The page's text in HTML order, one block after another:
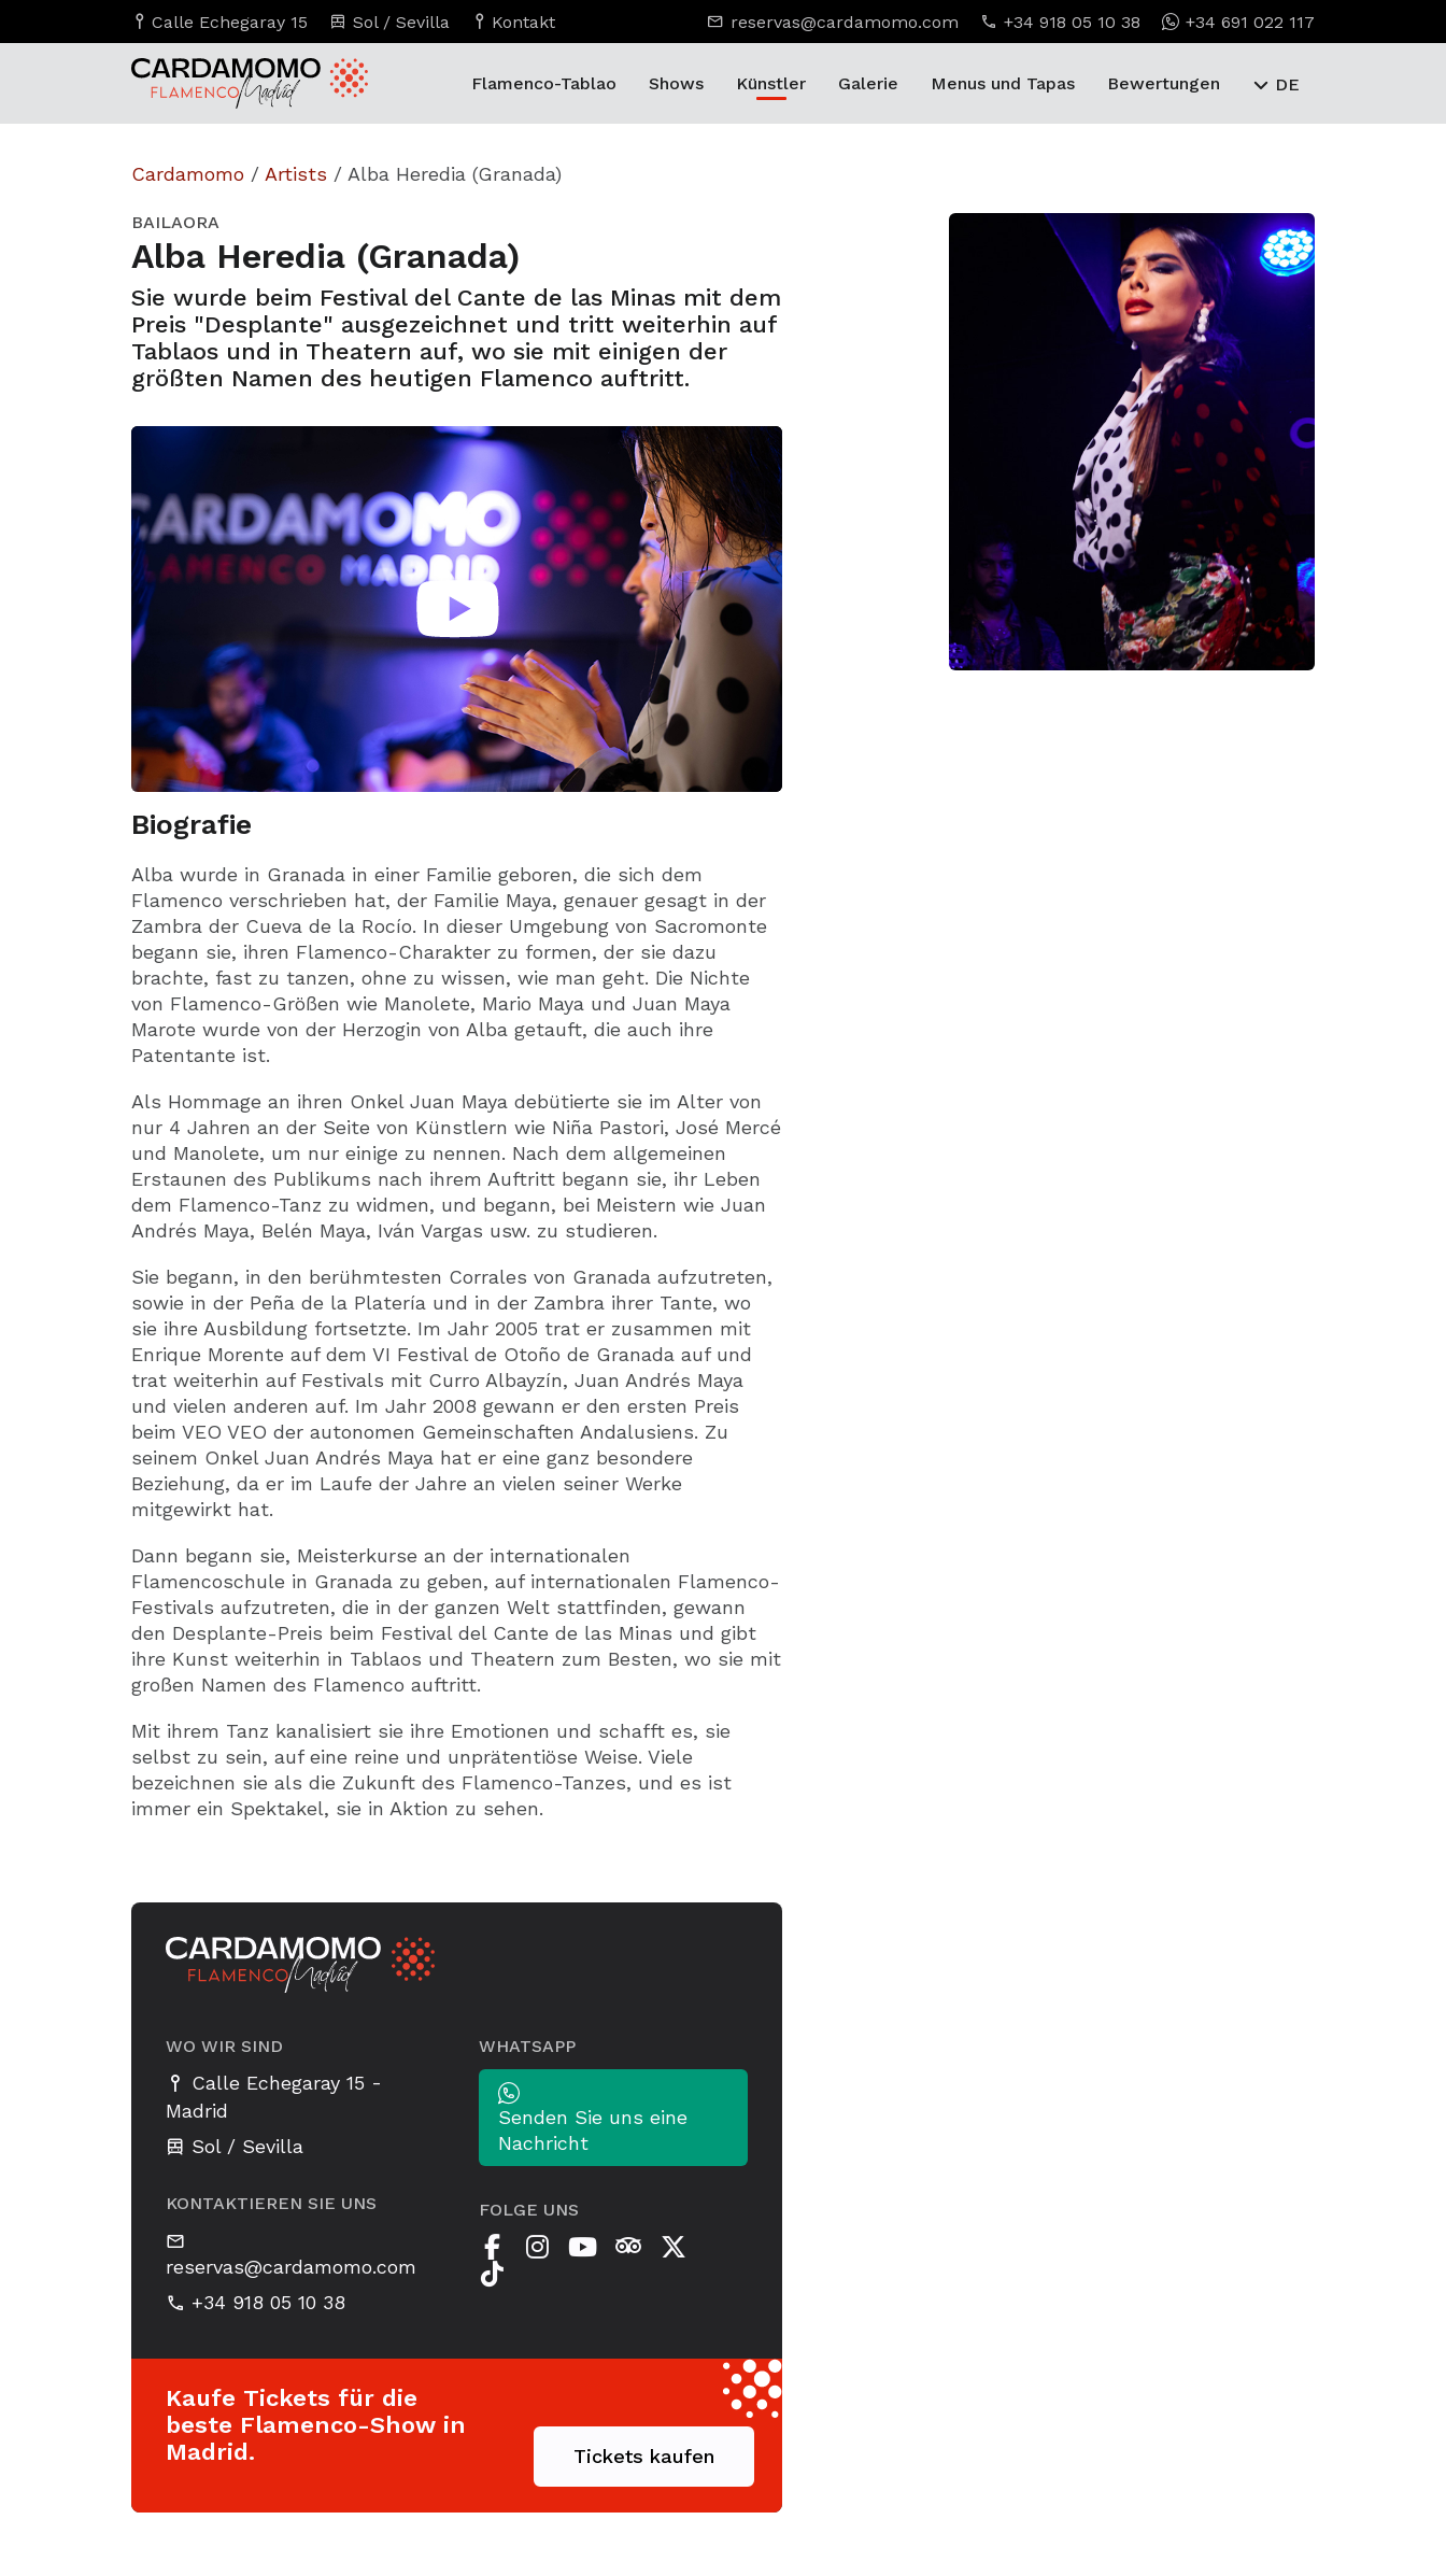
Calle Echegaray 15 Sol / Sevilla Kontakt reservas@cardamomo.com +34 918 05 10 38 +34 691 022 117
Flamenco-Tablao Shows Künstler Galerie Menus und Tapas Bewertungen DE
Cardamomo / Artists / Alba Heredia (Granada)
BAILAORA
Alba Heredia (Granada)
Sie wurde beim Festival del Cante de las Minas mit dem
Preis "Desplante" ausgezeichnet und tritt weiterhin auf
Tablaos und in Theatern auf, wo sie mit einigen der
größten Namen des heutigen Flamenco auftritt.
Biografie
Alba wurde in Granada in einer Familie geboren, die sich dem
Flamenco verschrieben hat, der Familie Maya, genauer gesagt in der
Zambra der Cueva de la Rocío. In dieser Umgebung von Sacromonte
begann sie, ihren Flamenco-Charakter zu formen, der sie dazu
brachte, fast zu tanzen, ohne zu wissen, wie man geht. Die Nichte
von Flamenco-Größen wie Manolete, Mario Maya und Juan Maya
Marote wurde von der Herzogin von Alba getauft, die auch ihre
Patentante ist.
Als Hommage an ihren Onkel Juan Maya debütierte sie im Alter von
nur 4 Jahren an der Seite von Künstlern wie Niña Pastori, José Mercé
und Manolete, um nur einige zu nennen. Nach dem allgemeinen
Erstaunen des Publikums nach ihrem Auftritt begann sie, ihr Leben
dem Flamenco-Tanz zu widmen, und begann, bei Meistern wie Juan
Andrés Maya, Belén Maya, Iván Vargas usw. zu studieren.
Sie begann, in den berühmtesten Corrales von Granada aufzutreten,
sowie in der Peña de la Platería und in der Zambra ihrer Tante, wo
sie ihre Ausbildung fortsetzte. Im Jahr 2005 trat er zusammen mit
Enrique Morente auf dem VI Festival de Otoño de Granada auf und
trat weiterhin auf Festivals mit Curro Albayzín, Juan Andrés Maya
und vielen anderen auf. Im Jahr 2008 gewann er den ersten Preis
beim VEO VEO der autonomen Gemeinschaften Andalusiens. Zu
seinem Onkel Juan Andrés Maya hat er eine ganz besondere
Beziehung, da er im Laufe der Jahre an vielen seiner Werke
mitgewirkt hat.
Dann begann sie, Meisterkurse an der internationalen
Flamencoschule in Granada zu geben, auf internationalen Flamenco-
Festivals aufzutreten, die in der ganzen Welt stattfinden, gewann
den Desplante-Preis beim Festival del Cante de las Minas und gibt
ihre Kunst weiterhin in Tablaos und Theatern zum Besten, wo sie mit
großen Namen des Flamenco auftritt.
Mit ihrem Tanz kanalisiert sie ihre Emotionen und schafft es, sie
selbst zu sein, auf eine reine und unprätentiöse Weise. Viele
bezeichnen sie als die Zukunft des Flamenco-Tanzes, und es ist
immer ein Spektakel, sie in Aktion zu sehen.
WO WIR SIND
Calle Echegaray 15 -
Madrid
Sol / Sevilla
KONTAKTIEREN SIE UNS
reservas@cardamomo.com
+34 918 05 10 38
WHATSAPP
Senden Sie uns eine
Nachricht
FOLGE UNS
Kaufe Tickets für die
beste Flamenco-Show in
Madrid.
Tickets kaufen